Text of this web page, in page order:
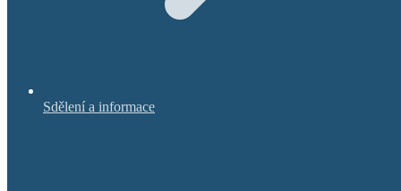
Sdělení a informace